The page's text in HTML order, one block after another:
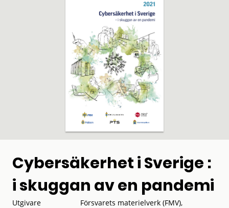
Cybersäkerhet i Sverige :
i skuggan av en pandemi
Utgivare
Försvarets materielverk (FMV),